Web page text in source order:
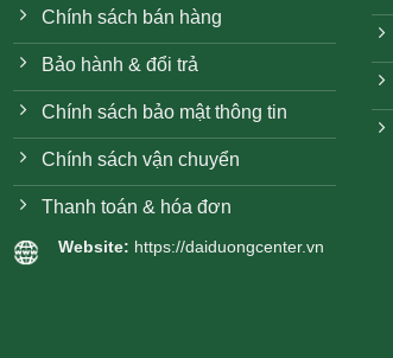
Chính sách bán hàng
Bảo hành & đổi trả
Chính sách bảo mật thông tin
Chính sách vận chuyển
Thanh toán & hóa đơn
Website: https://daiduongcenter.vn